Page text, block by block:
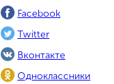
Facebook
Twitter
Вконтакте
Одноклассники